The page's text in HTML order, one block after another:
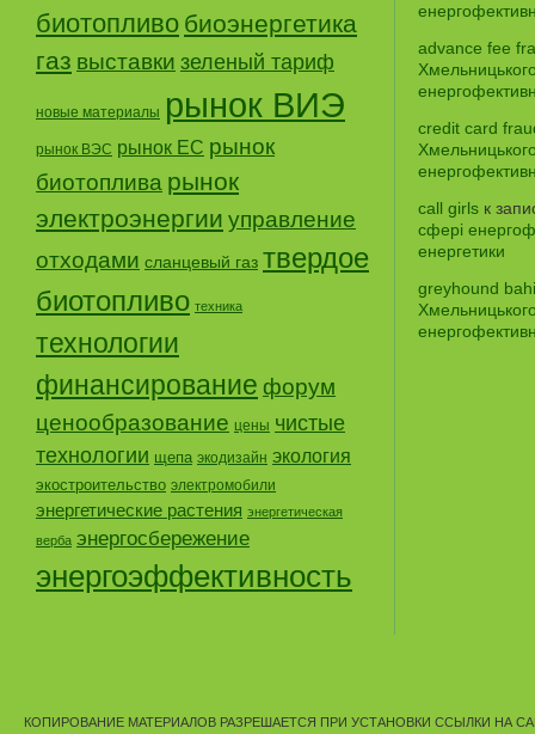
биотопливо биоэнергетика
газ выставки зеленый тариф
новые материалы рынок ВИЭ
рынок ВЭС рынок ЕС рынок
биотоплива рынок
электроэнергии управление
отходами сланцевый газ твердое
биотопливо техника
технологии
финансирование форум
ценообразование цены чистые
технологии щепа экодизайн экология
экостроительство электромобили
энергетические растения энергетическая
верба энергосбережение
энергоэффективность
advance fee
credit card
call girls к
сфері
енергетики
greyhound
КОПИРОВАНИЕ МАТЕРИАЛОВ РАЗРЕШАЕТСЯ ПРИ УСТАНОВКИ ССЫЛКИ НА САЙТ